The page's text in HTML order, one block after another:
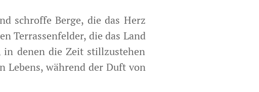
schroffe Berge, die das Herz
Terrassenfelder, die das Land
in denen die Zeit stillzustehen
Lebens, während der Duft von